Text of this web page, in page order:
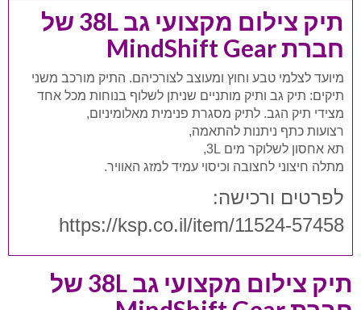
תיק צילום מקצועי גב 38L של
חברת MindShift Gear
מיועד לצלמי טבע וחוץ ומעוצב לצורכיהם. התיק מורכב משני
תיקים: תיק גב ותיק מותניים שניתן לשלוף בנוחות מכל אחד
מצידי תיק הגב. לתיק מסגרת פנימית מאלומיניום,
רצועות כתף ניתנות להתאמה,
תא אחסון לשלוקר מים 3L,
מתלה חיצוני לחצובה וכיסוי עמיד למזג האוויר.
לפרטים ורכישה:
https://ksp.co.il/item/11524-57458
תיק צילום מקצועי גב 38L של